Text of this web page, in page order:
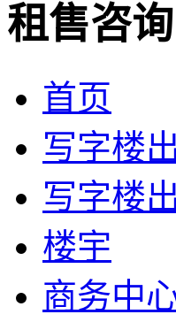
租售咨询
首页
写字楼
写字楼
楼宇
商务中